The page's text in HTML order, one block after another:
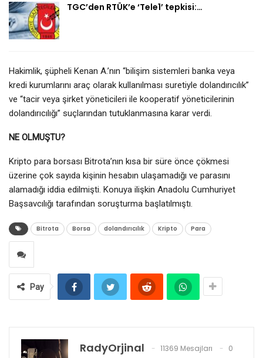
TGC’den RTÜK’e ‘Tele1’ tepkisi:…
Hakimlik, şüpheli Kenan A.’nın “bilişim sistemleri banka veya
kredi kurumlarını araç olarak kullanılması suretiyle dolandırıcılık”
ve “tacir veya şirket yöneticileri ile kooperatif yöneticilerinin
dolandırıcılığı” suçlarından tutuklanmasına karar verdi.
NE OLMUŞTU?
Kripto para borsası Bitrota’nın kısa bir süre önce çökmesi
üzerine çok sayıda kişinin hesabın ulaşamadığı ve parasını
alamadığı iddia edilmişti. Konuya ilişkin Anadolu Cumhuriyet
Başsavcılığı tarafından soruşturma başlatılmıştı.
Bitrota Borsa dolandırıcılık Kripto Para
Pay
RadyOrjinal 11369 Mesajları
0